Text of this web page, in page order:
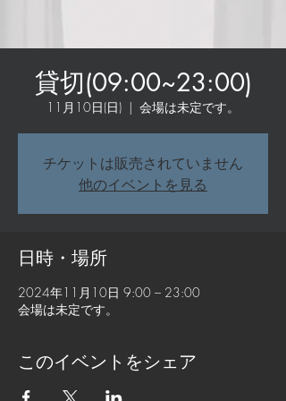
貸切(09:00~23:00)
11月10日(日)
  |
会場は未定です。
チケットは販売されていません
他のイベントを見る
日時・場所
2024年11月10日 9:00 – 23:00
会場は未定です。
このイベントをシェア